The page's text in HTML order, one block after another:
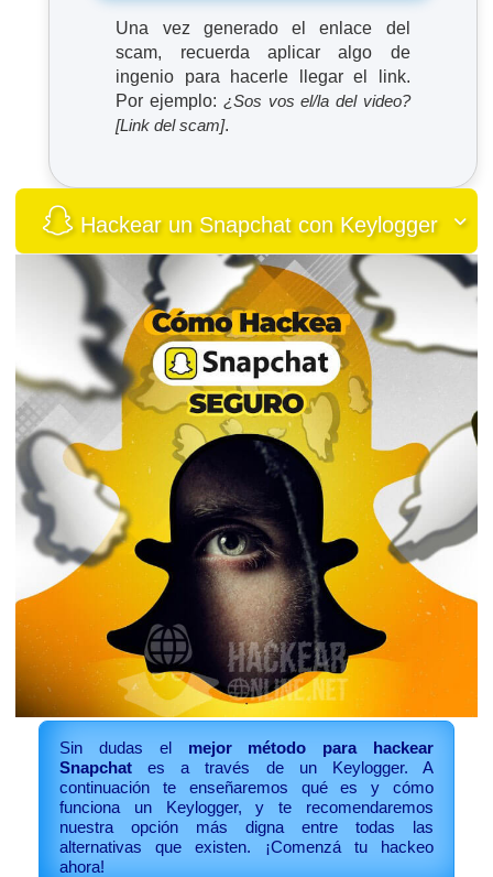
Una vez generado el enlace del
scam, recuerda aplicar algo de
ingenio para hacerle llegar el link.
Por ejemplo: ¿Sos vos el/la del video?
[Link del scam].
Hackear un Snapchat con Keylogger
Sin dudas el mejor método para hackear
Snapchat es a través de un Keylogger. A
continuación te enseñaremos qué es y cómo
funciona un Keylogger, y te recomendaremos
nuestra opción más digna entre todas las
alternativas que existen. ¡Comenzá tu hackeo
ahora!